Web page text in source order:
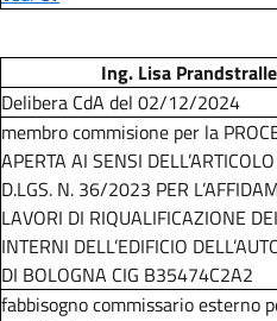
Ing. Lisa
Delibera CdA del 02/12/2024
membro commisione per la
APERTA AI SENSI
D.LGS. N. 36/2023 PER
LAVORI DI RIQUALIFICAZIONE
INTERNI DELL’EDIFICIO
DI BOLOGNA CIG B35474C2A2
fabbisogno commissario esterno